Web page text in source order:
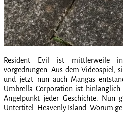
Resident Evil ist mittlerweile
vorgedrungen. Aus dem Videospiel,
und jetzt nun auch Mangas
Umbrella Corporation ist
Angelpunkt jeder Geschichte.
Untertitel: Heavenly Island. Worum